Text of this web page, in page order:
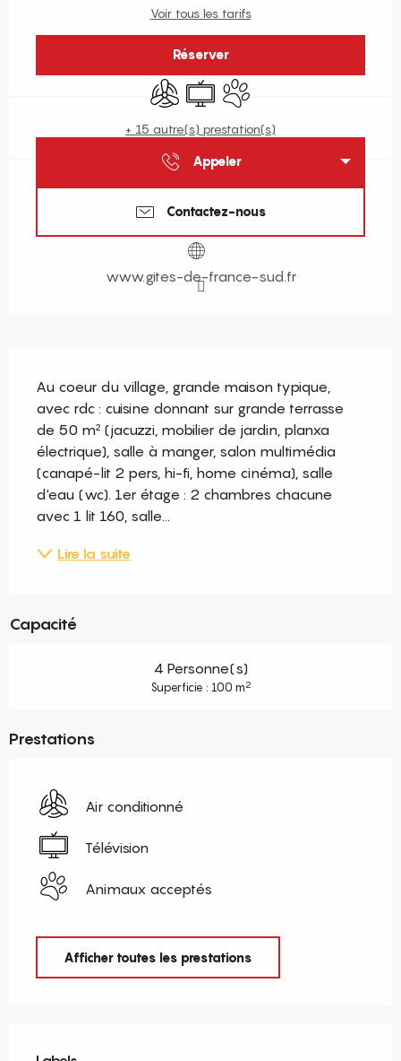
Voir tous les tarifs
Réserver
Air conditionné
TélévisionAnimaux acceptés
+ 15 autre(s) prestation(s)
Appeler
Contactez-nous
www.gites-de-france-sud.fr
Au coeur du village, grande maison typique,
avec rdc : cuisine donnant sur grande terrasse
de 50 m² (jacuzzi, mobilier de jardin, planxa
électrique), salle à manger, salon multimédia
(canapé-lit 2 pers, hi-fi, home cinéma), salle
d'eau (wc). 1er étage : 2 chambres chacune
avec 1 lit 160, salle...
Lire la suite
Capacité
4 Personne(s)
Superficie : 100 m2
Prestations
Air conditionné
Télévision
Animaux acceptés
Afficher toutes les prestations